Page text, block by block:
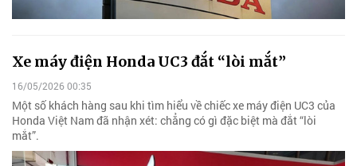
Xe máy điện Honda UC3 đắt “lòi mắt”
16/05/2026 00:35
Một số khách hàng sau khi tìm hiểu về chiếc xe máy điện UC3 của
Honda Việt Nam đã nhận xét: chẳng có gì đặc biệt mà đắt “lòi
mắt”.